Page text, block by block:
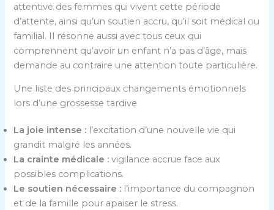
attentive des femmes qui vivent cette période
d’attente, ainsi qu’un soutien accru, qu’il soit médical ou
familial. Il résonne aussi avec tous ceux qui
comprennent qu’avoir un enfant n’a pas d’âge, mais
demande au contraire une attention toute particulière.
Une liste des principaux changements émotionnels
lors d’une grossesse tardive
La joie intense : l’excitation d’une nouvelle vie qui
grandit malgré les années.
La crainte médicale : vigilance accrue face aux
possibles complications.
Le soutien nécessaire : l’importance du compagnon
et de la famille pour apaiser le stress.